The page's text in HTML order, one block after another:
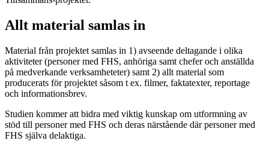
Allt material samlas in
Material från projektet samlas in 1) avseende deltagande i olika
aktiviteter (personer med FHS, anhöriga samt chefer och anställda
på medverkande verksamheteter) samt 2) allt material som
producerats för projektet såsom t ex. filmer, faktatexter, reportage
och informationsbrev.
Studien kommer att bidra med viktig kunskap om utformning av
stöd till personer med FHS och deras närstående där personer med
FHS själva delaktiga.